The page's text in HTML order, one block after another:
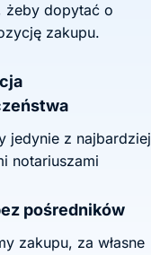
żeby dopytać o
zakupu.
jedynie z najbardziej
notariuszami
pośredników
zakupu, za własne